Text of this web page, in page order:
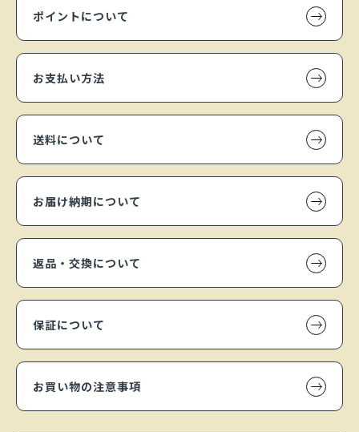
ポイントについて
お支払い方法
送料について
お届け納期について
返品・交換について
保証について
お買い物の注意事項